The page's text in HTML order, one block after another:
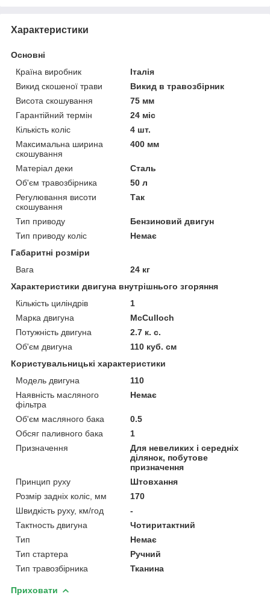
Характеристики
Основні
Країна виробник
Італія
Викид скошеної трави
Викид в травозбірник
Висота скошування
75 мм
Гарантійний термін
24 міс
Кількість коліс
4 шт.
Максимальна ширина
скошування
400 мм
Матеріал деки
Сталь
Об'єм травозбірника
50 л
Регулювання висоти
скошування
Так
Тип приводу
Бензиновий двигун
Тип приводу коліс
Немає
Габаритні розміри
Вага
24 кг
Характеристики двигуна внутрішнього згоряння
Кількість циліндрів
1
Марка двигуна
McCulloch
Потужність двигуна
2.7 к. с.
Об'єм двигуна
110 куб. см
Користувальницькі характеристики
Модель двигуна
110
Наявність масляного
фільтра
Немає
Об'єм масляного бака
0.5
Обсяг паливного бака
1
Призначення
Для невеликих і середніх
ділянок, побутове
призначення
Принцип руху
Штовхання
Розмір задніх коліс, мм
170
Швидкість руху, км/год
-
Тактность двигуна
Чотиритактний
Тип
Немає
Тип стартера
Ручний
Тип травозбірника
Тканина
Приховати